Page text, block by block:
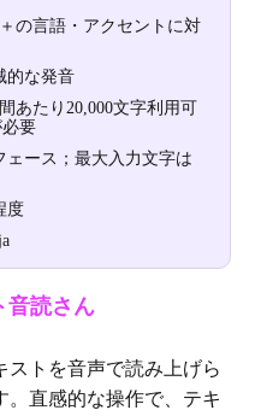
の言語・アクセントに対
的な発音
あたり20,000文字利用可
要
ェース；最大入力文字は
度
音読さん
ストを音声で読み上げら
。直感的な操作で、テキ